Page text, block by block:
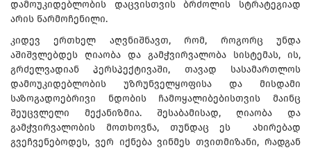
დამოუკიდებლობის დაცვისთვის ბრძოლის სტრატეგიად
არის წარმოჩენილი.
კიდევ ერთხელ აღვნიშნავთ, რომ, როგორც უნდა
აშიშვლებდეს ღიაობა და გამჭვირვალობა სისტემას, ის,
გრძელვადიან პერსპექტივაში, თავად სასამართლოს
დამოუკიდებლობის უზრუნველყოფისა და მისდამი
საზოგადოებრივი ნდობის ჩამოყალიბებისთვის მაინც
შეუცვლელი მექანიზმია. შესაბამისად, ღიაობა და
გამჭვირვალობის მოთხოვნა, თუნდაც ეს ახირებად
გვეჩვენებოდეს, ვერ იქნება ვინმეს თვითმიზანი, რადგან